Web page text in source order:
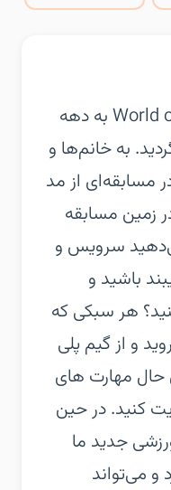
‏‏در World of Tennis: Roaring 20s به دهه
به خانم‌ها و
مسابقه‌ای از مد
زمین مسابقه
سرویس و
باشید و
هر سبکی که
و از گیم پلی
حال مهارت های
کنید. در حین
جدید ما
و می‌تواند